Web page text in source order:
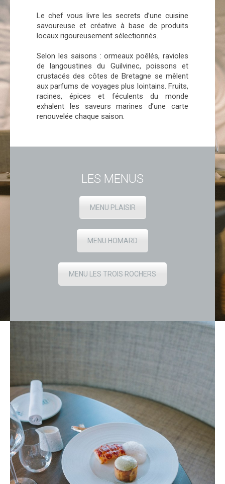
Le chef vous livre les secrets d’une cuisine
savoureuse et créative à base de produits
locaux rigoureusement sélectionnés.
Selon les saisons : ormeaux poêlés, ravioles
de langoustines du Guilvinec, poissons et
crustacés des côtes de Bretagne se mêlent
aux parfums de voyages plus lointains. Fruits,
racines, épices et féculents du monde
exhalent les saveurs marines d’une carte
renouvelée chaque saison.
LES MENUS
MENU PLAISIR
MENU HOMARD
MENU LES TROIS ROCHERS